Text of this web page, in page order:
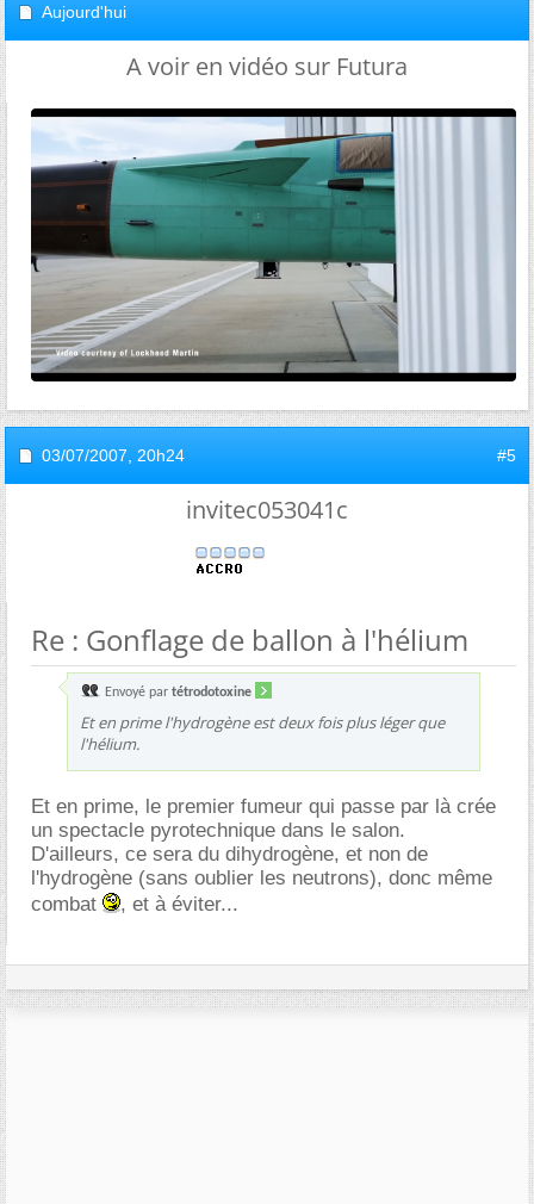
Aujourd'hui
A voir en vidéo sur Futura
03/07/2007, 20h24 #5
invitec053041c
Re : Gonflage de ballon à l'hélium
Envoyé par tétrodotoxine
Et en prime l'hydrogène est deux fois plus léger que
l'hélium.
Et en prime, le premier fumeur qui passe par là crée
un spectacle pyrotechnique dans le salon.
D'ailleurs, ce sera du dihydrogène, et non de
l'hydrogène (sans oublier les neutrons), donc même
combat
, et à éviter...